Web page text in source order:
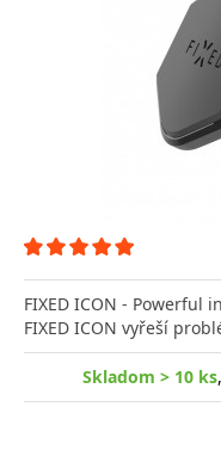
FIXED ICON - Powerful
FIXED ICON vyřeší
Skladom > 10 ks